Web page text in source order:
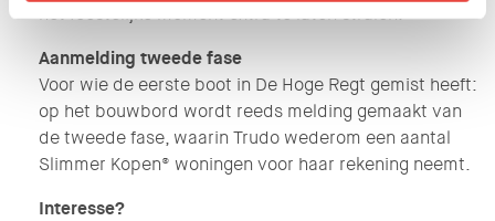
het feestelijke moment extra te laten stralen.
Aanmelding tweede fase
Voor wie de eerste boot in De Hoge Regt gemist heeft:
op het bouwbord wordt reeds melding gemaakt van
de tweede fase, waarin Trudo wederom een aantal
Slimmer Kopen® woningen voor haar rekening neemt.
Interesse?